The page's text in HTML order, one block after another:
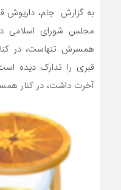
به گزارش جام، داریوش
مجلس شورای اسلامی
همسرش تنهاست، در
قبری را تدارک دیده
آخرت داشت، در کنار